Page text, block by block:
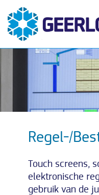
Regel-/
Touch screens,
elektronische
gebruik van de